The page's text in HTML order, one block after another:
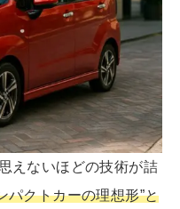
えないほどの技術が詰
パクトカーの理想形”と